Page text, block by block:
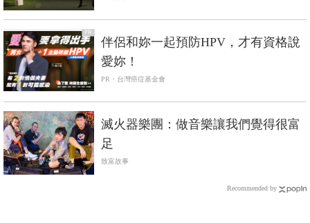
PR
伴侶和妳一起預防HPV，才有資格說
愛妳！
PR・台灣癌症基金會
滅火器樂團：做音樂讓我們覺得很富
足
致富故事
Recommended by